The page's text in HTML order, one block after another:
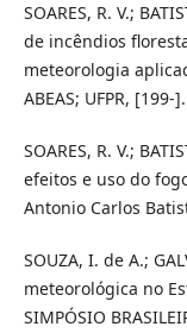
SOARES, R. V.;
de incêndios
meteorologia
ABEAS; UFPR, [199-].
SOARES, R. V.;
efeitos e uso do
Antonio Carlos
SOUZA, I. de A.;
meteorológica no
SIMPÓSIO